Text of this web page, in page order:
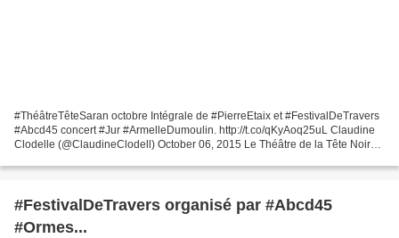
#ThéâtreTêteSaran octobre Intégrale de #PierreEtaix et #FestivalDeTravers
#Abcd45 concert #Jur #ArmelleDumoulin. http://t.co/qKyAoq25uL Claudine
Clodelle (@ClaudineClodell) October 06, 2015 Le Théâtre de la Tête Noire
#FestivalDeTravers organisé par #Abcd45
#Ormes...